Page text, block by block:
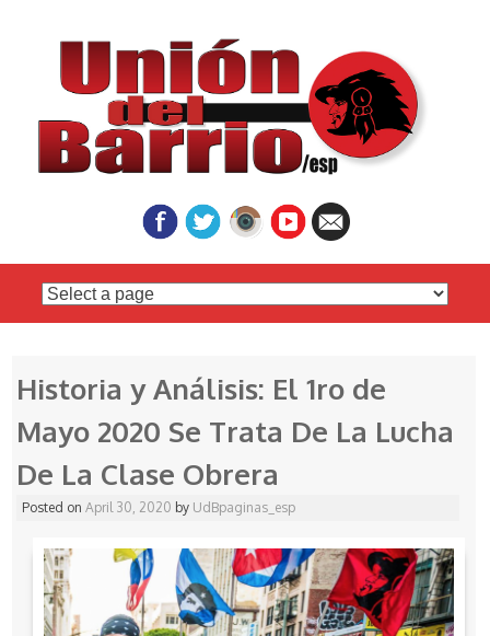
Skip
to
Historia y Análisis: El 1ro de
Mayo 2020 Se Trata De La Lucha
De La Clase Obrera
Posted onApril 30, 2020 by UdBpaginas_esp